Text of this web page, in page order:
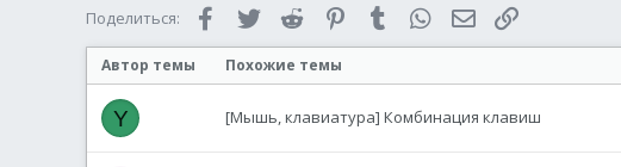
Поделиться: FacebookTwitter Reddit PinterestTumblr WhatsAppЭлектронная почта
Автор темы Похожие темы
Y [Мышь, клавиатура] Комбинация клавиш